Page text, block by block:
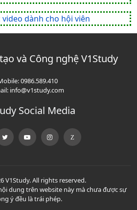
video dành cho hội viên
và Công nghệ V1Study
0986.589.410
info@v1study.com
Social Media
V1Study. All rights reserved.
dung trên website này mà chưa được sự
ý đều là trái phép.